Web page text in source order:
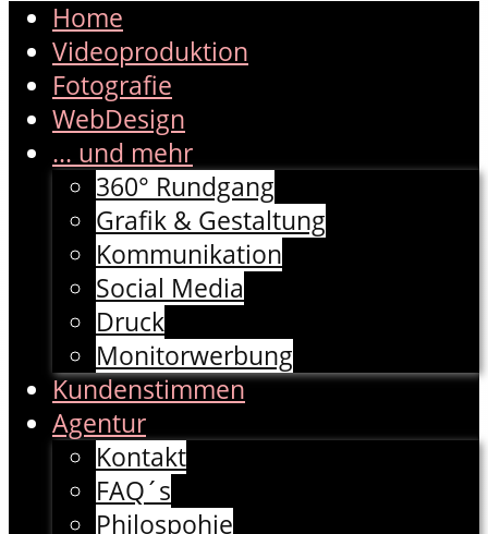
Home
Videoproduktion
Fotografie
WebDesign
... und mehr
360° Rundgang
Grafik & Gestaltung
Kommunikation
Social Media
Druck
Monitorwerbung
Kundenstimmen
Agentur
Kontakt
FAQ´s
Philospohie